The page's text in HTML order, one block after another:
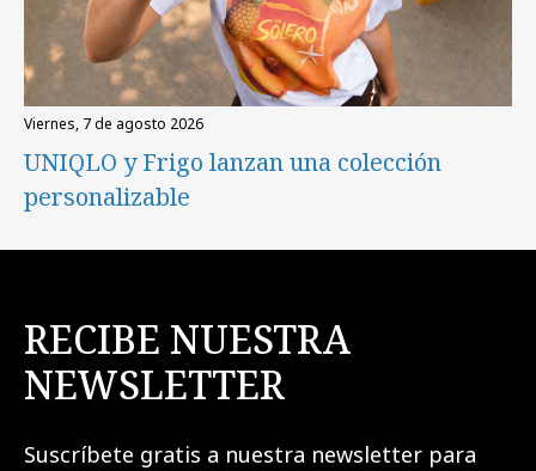
viernes, 7 de agosto 2026
UNIQLO y Frigo lanzan una colección
personalizable
RECIBE NUESTRA
NEWSLETTER
Suscríbete gratis a nuestra newsletter para